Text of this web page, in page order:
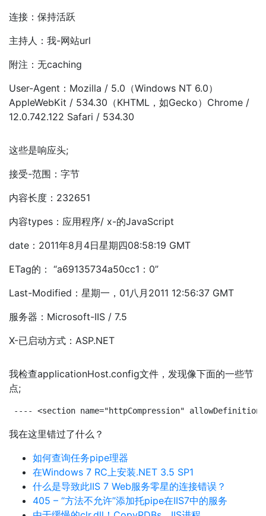
连接：保持活跃
主持人：我-网站url
附注：无caching
User-Agent：Mozilla / 5.0（Windows NT 6.0）
AppleWebKit / 534.30（KHTML，如Gecko）Chrome /
12.0.742.122 Safari / 534.30
这些是响应头;
接受-范围：字节
内容长度：232651
内容types：应用程序/ x-的JavaScript
date：2011年8月4日星期四08:58:19 GMT
ETag的： “a69135734a50cc1：0”
Last-Modified：星期一，01八月2011 12:56:37 GMT
服务器：Microsoft-IIS / 7.5
X-已启动方式：ASP.NET
我检查applicationHost.config文件，发现像下面的一些节
点;
---- <section name="httpCompression"
我在这里错过了什么？
如何查询任务pipe理器
在Windows 7 RC上安装.NET 3.5 SP1
什么是导致此IIS 7 Web服务零星的连接错误？
405 – “方法不允许”添加托pipe在IIS7中的服务